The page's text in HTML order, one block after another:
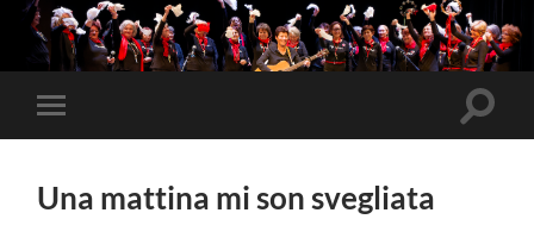
Attiva/disattiva
il
dispositivi
Una mattina mi son svegliata